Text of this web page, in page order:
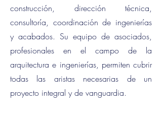
construcción, dirección técnica,
consultoría, coordinación de ingenierías
y acabados. Su equipo de asociados,
profesionales en el campo de la
arquitectura e ingenierías, permiten cubrir
todas las aristas necesarias de un
proyecto integral y de vanguardia.